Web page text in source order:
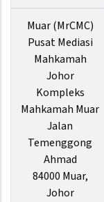
Muar (MrCMC)
Pusat Mediasi
Mahkamah
Johor
Kompleks
Mahkamah Muar
Jalan
Temenggong
Ahmad
84000 Muar,
Johor